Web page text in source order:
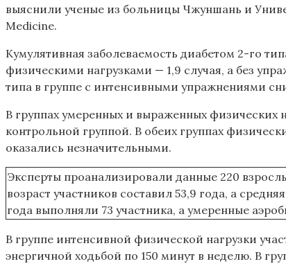
выяснили ученые из больницы Чжуншань и
Medicine.
Кумулятивная заболеваемость диабетом 2-го
физическими нагрузками — 1,9 случая, а без
типа в группе с интенсивными упражнениями
В группах умеренных и выраженных физических
контрольной группой. В обеих группах
оказались незначительными.
Эксперты проанализировали данные 220
возраст участников составил 53,9 года, а
года выполняли 73 участника, а умеренные
В группе интенсивной физической нагрузки
энергичной ходьбой по 150 минут в неделю. В